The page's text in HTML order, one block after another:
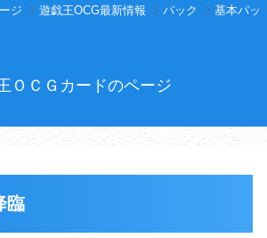
ジ 遊戯王OCG最新情報 パック
基本パッ
ＯＣＧカードのページ
臨